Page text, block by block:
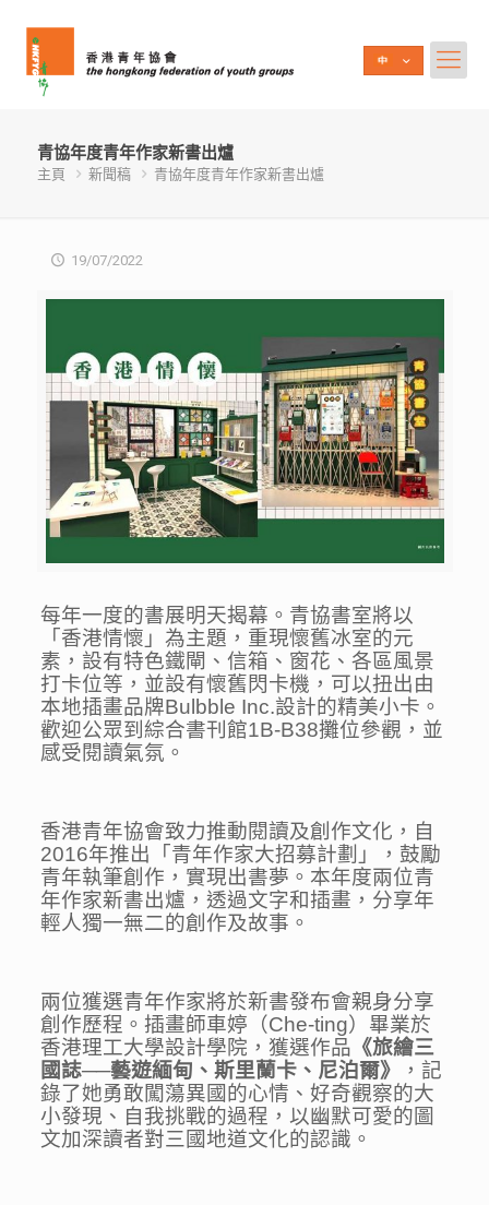
青協年度青年作家新書出爐
主頁 新聞稿 青協年度青年作家新書出爐
19/07/2022
每年一度的書展明天揭幕。 青協書室將以
「香港情懷」為主題，重現懷舊冰室的元
素，設有特色鐵閘、信箱、窗花、各區風景
打卡位等，並設有懷舊閃卡機，可以扭出由
本地插畫品牌Bulbble Inc.設計的精美小卡。
歡迎公眾到綜合書刊館1B-B38攤位參觀，並
感受閱讀氣氛。
香港青年協會致力推動閱讀及創作文化，自
2016年推出「青年作家大招募計劃」，鼓勵
青年執筆創作，實現出書夢。本年度兩位青
年作家新書出爐，透過文字和插畫，分享年
輕人獨一無二的創作及故事。
兩位獲選青年作家將於新書發布會親身分享
創作歷程。插畫師車婷（Che-ting）畢業於
香港理工大學設計學院，獲選作品 《旅繪三
國誌──藝遊緬甸、斯里蘭卡、尼泊爾》
，記
錄了她勇敢闖蕩異國的心情、好奇觀察的大
小發現、自我挑戰的過程，以幽默可愛的圖
文加深讀者對三國地道文化的認識。